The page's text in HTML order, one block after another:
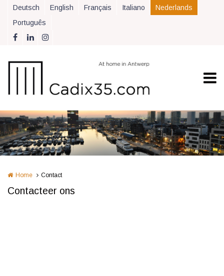
Overslaan en naar de inhoud gaan
Deutsch English Français Italiano
Nederlands
Português
Home Contact
Contacteer ons